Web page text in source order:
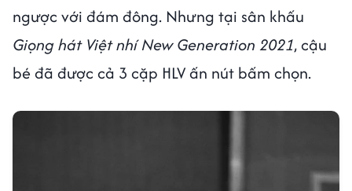
ngược với đám đông. Nhưng tại sân khấu
Giọng hát Việt nhí New Generation 2021, cậu
bé đã được cả 3 cặp HLV ấn nút bấm chọn.